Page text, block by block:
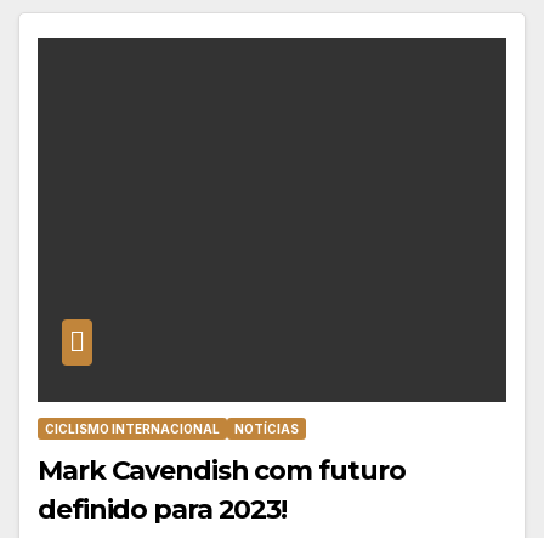
CICLISMO INTERNACIONAL NOTÍCIAS
Mark Cavendish com futuro
definido para 2023!